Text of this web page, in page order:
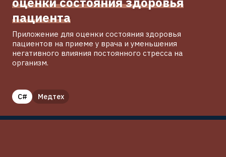
пациента
Приложение для оценки состояния здоровья
пациентов на приеме у врача и уменьшения
негативного влияния постоянного стресса на
организм.
C# Медтех